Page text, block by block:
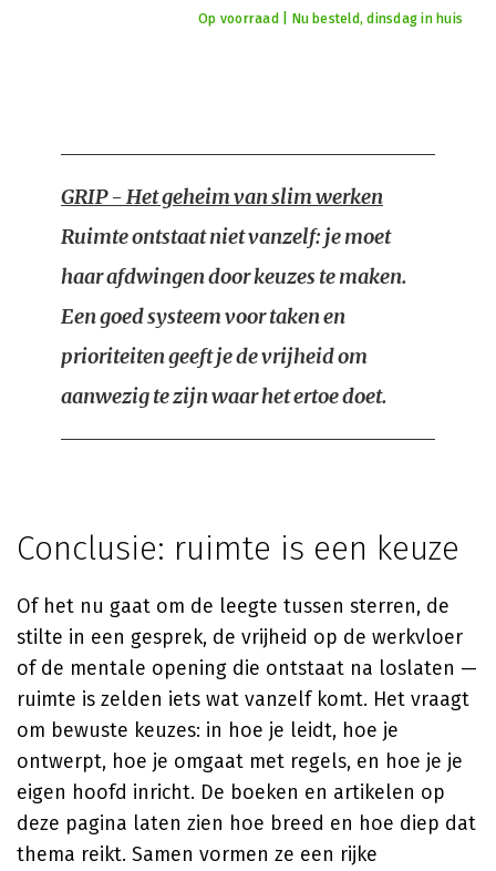
Op voorraad | Nu besteld, dinsdag in huis
GRIP - Het geheim van slim werken
Ruimte ontstaat niet vanzelf: je moet
haar afdwingen door keuzes te maken.
Een goed systeem voor taken en
prioriteiten geeft je de vrijheid om
aanwezig te zijn waar het ertoe doet.
Conclusie: ruimte is een keuze
Of het nu gaat om de leegte tussen sterren, de
stilte in een gesprek, de vrijheid op de werkvloer
of de mentale opening die ontstaat na loslaten —
ruimte is zelden iets wat vanzelf komt. Het vraagt
om bewuste keuzes: in hoe je leidt, hoe je
ontwerpt, hoe je omgaat met regels, en hoe je je
eigen hoofd inricht. De boeken en artikelen op
deze pagina laten zien hoe breed en hoe diep dat
thema reikt. Samen vormen ze een rijke